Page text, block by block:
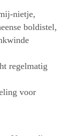
nietje,
boldistel,
regelmatig
voor